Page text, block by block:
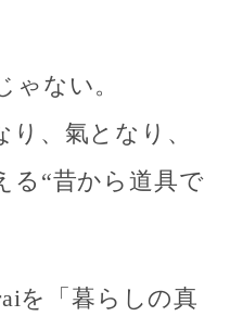
ゃない。
、氣となり、
る“昔から道具で
を「暮らしの真